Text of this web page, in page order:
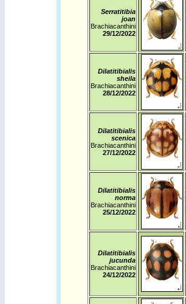
Serratitibia
joan
Brachiacanthini
29/12/2022
Dilatitibialis
sheila
Brachiacanthini
28/12/2022
Dilatitibialis
scenica
Brachiacanthini
27/12/2022
Dilatitibialis
norma
Brachiacanthini
25/12/2022
Dilatitibialis
jucunda
Brachiacanthini
24/12/2022